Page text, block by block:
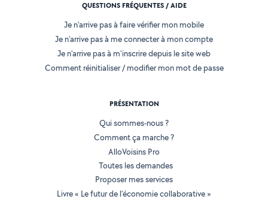
QUESTIONS FRÉQUENTES / AIDE
Je n'arrive pas à faire vérifier mon mobile
Je n'arrive pas à me connecter à mon compte
Je n'arrive pas à m'inscrire depuis le site web
Comment réinitialiser / modifier mon mot de passe
PRÉSENTATION
Qui sommes-nous ?
Comment ça marche ?
AlloVoisins Pro
Toutes les demandes
Proposer mes services
Livre « Le futur de l'économie collaborative »